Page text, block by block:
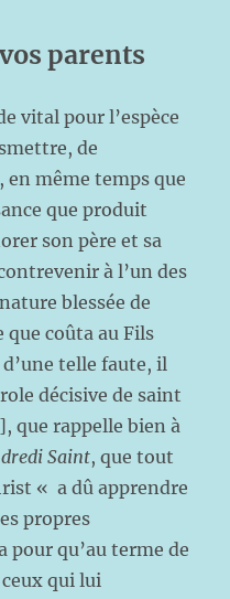
parents
vital pour l’espèce
de
même temps que
que produit
son père et sa
à l’un des
blessée de
que coûta au Fils
telle faute, il
décisive de saint
que rappelle bien à
Saint, que tout
« a dû apprendre
propres
pour qu’au terme de
qui lui